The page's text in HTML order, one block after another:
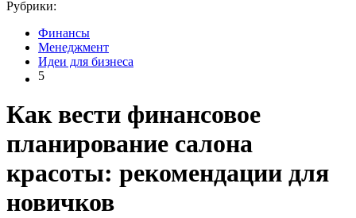
Рубрики:
Финансы
Менеджмент
Идеи для бизнеса
5
Как вести финансовое
планирование салона
красоты: рекомендации для
новичков